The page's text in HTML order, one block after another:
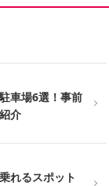
車場6選！事前
介
れるスポット